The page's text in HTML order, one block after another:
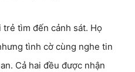
trẻ tìm đến cảnh sát. Họ
tình cờ cùng nghe tin
Cả hai đều được nhận